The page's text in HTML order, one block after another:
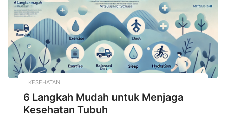
KESEHATAN
6 Langkah Mudah untuk Menjaga
Kesehatan Tubuh